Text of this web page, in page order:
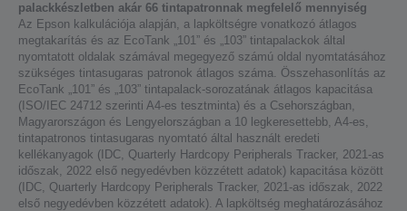
palackkészletben akár 66 tintapatronnak megfelelő mennyiség
Az Epson kalkulációja alapján, a lapköltségre vonatkozó átlagos
megtakarítás és az EcoTank „101” és „103” tintapalackok által
nyomtatott oldalak számával megegyező számú oldal nyomtatásához
szükséges tintasugaras patronok átlagos száma. Összehasonlítás az
EcoTank „101” és „103” tintapalack-sorozatának átlagos kapacitása
(ISO/IEC 24712 szerinti A4-es tesztminta) és a Csehországban,
Magyarországon és Lengyelországban a 10 legkeresettebb, A4-es,
tintapatronos tintasugaras nyomtató által használt eredeti
kellékanyagok (IDC, Quarterly Hardcopy Peripherals Tracker, 2021-as
időszak, 2022 első negyedévben közzétett adatok) kapacitása között
(IDC, Quarterly Hardcopy Peripherals Tracker, 2021-as időszak, 2022
első negyedévben közzétett adatok). A lapköltség meghatározásához